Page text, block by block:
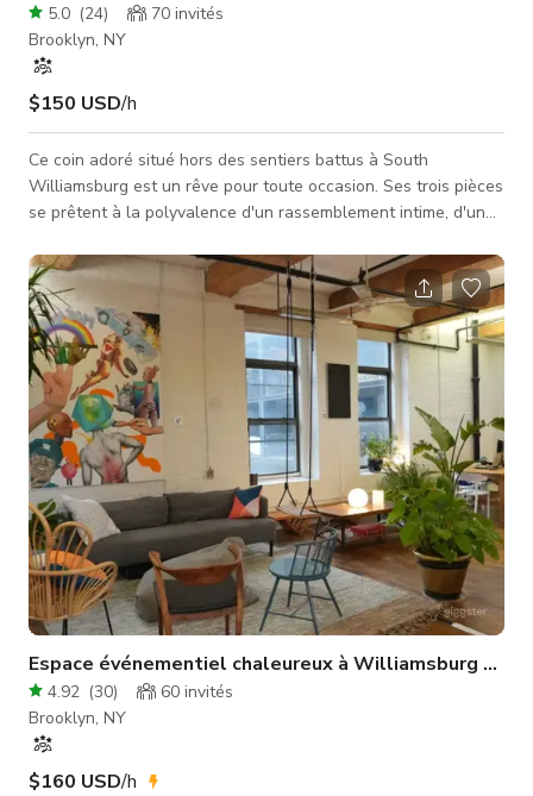
5.0 (24) 70 invités
Brooklyn, NY
$150 USD/h
Ce coin adoré situé hors des sentiers battus à South
Williamsburg est un rêve pour toute occasion. Ses trois pièces
se prêtent à la polyvalence d'un rassemblement intime, d'un
imaginer. Le rez-de-chaussée fait 900 pieds carrés avec deux
murs du sol au plafond qui s'ouvrent sur la rue, invitant les
passants à entrer ou les invités à circuler librement. Un
escalier en colimaçon vous séduit vers un espace de 400
pieds carrés
Espace événementiel chaleureux à Williamsburg &
4.92 (30) 60 invités
Brooklyn, NY
$160 USD/h